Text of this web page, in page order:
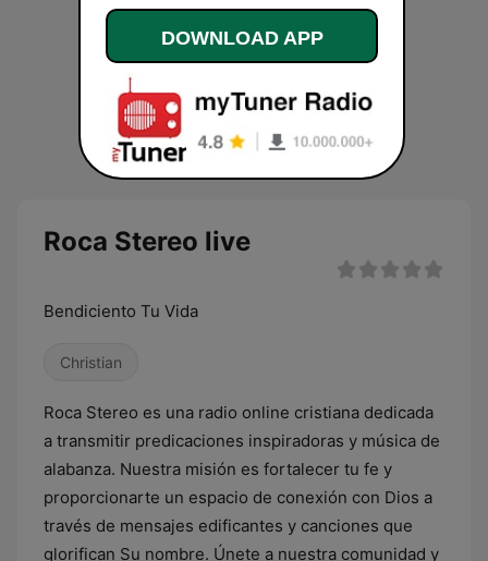
Roca Stereo live
Bendiciento Tu Vida
Christian
Roca Stereo es una radio online cristiana dedicada
a transmitir predicaciones inspiradoras y música de
alabanza. Nuestra misión es fortalecer tu fe y
proporcionarte un espacio de conexión con Dios a
través de mensajes edificantes y canciones que
glorifican Su nombre. Únete a nuestra comunidad y
DOWNLOAD APP